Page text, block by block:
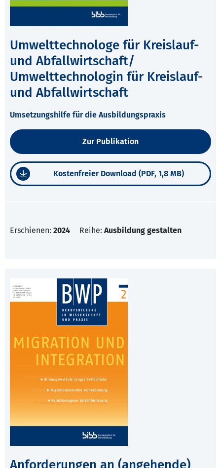
Umwelttechnologe für Kreislauf-
und Abfallwirtschaft/
Umwelttechnologin für Kreislauf-
und Abfallwirtschaft
Umsetzungshilfe für die Ausbildungspraxis
Zur Publikation
Kostenfreier Download (PDF, 1,8 MB)
Erschienen: 2024 Reihe: Ausbildung gestalten
Anforderungen an (angehende)